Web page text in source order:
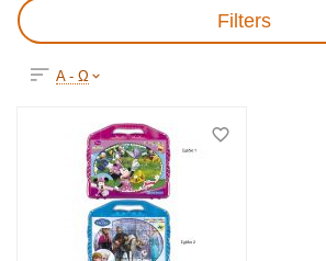
Filters
Α - Ω